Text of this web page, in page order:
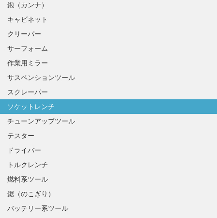
鉋（カンナ）
キャビネット
クリーパー
サーフォーム
作業用ミラー
サスペンションツール
スクレーパー
ソケットレンチ
チューンアップツール
テスター
ドライバー
トルクレンチ
燃料系ツール
鋸（のこぎり）
バッテリー系ツール